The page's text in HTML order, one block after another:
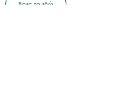
Βρες το εδώ